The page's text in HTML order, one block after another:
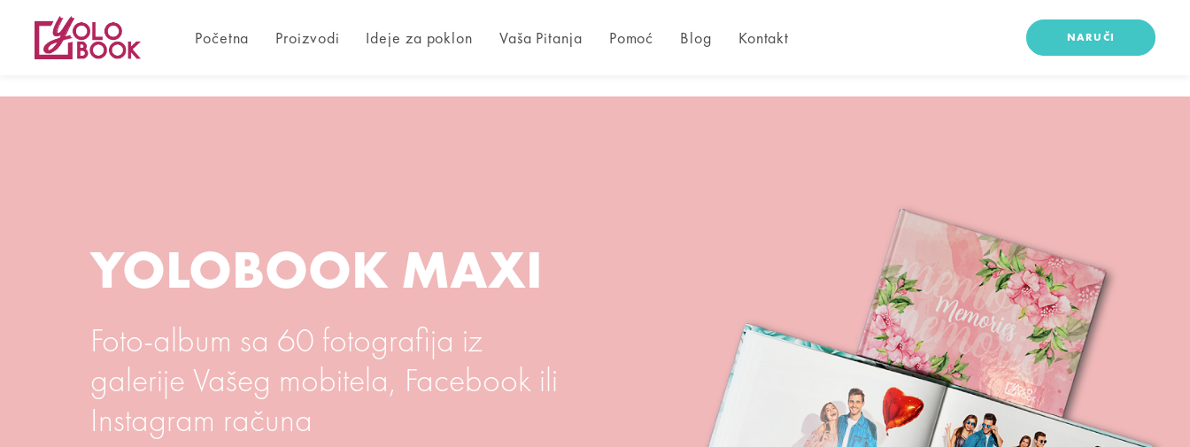
Početna Proizvodi Ideje za poklon Vaša Pitanja Pomoć Blog Kontakt NARUČI
YOLOBOOK MAXI
Foto-album sa 60 fotografija iz
galerije Vašeg mobitela, Facebook ili
Instagram računa